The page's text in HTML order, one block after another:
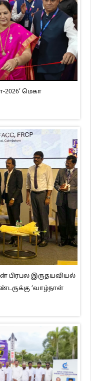
மெகா
பிரபல இருதயவியல்
‘வாழ்நாள்